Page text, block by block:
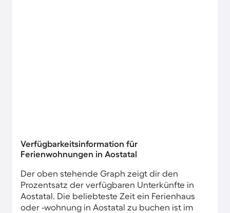
Verfügbarkeitsinformation für
Ferienwohnungen in Aostatal
Der oben stehende Graph zeigt dir den
Prozentsatz der verfügbaren Unterkünfte in
Aostatal. Die beliebteste Zeit ein Ferienhaus
oder -wohnung in Aostatal zu buchen ist im